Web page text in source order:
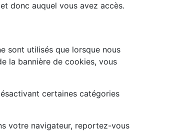
donc auquel vous avez accès.
sont utilisés que lorsque nous
la bannière de cookies, vous
certaines catégories
votre navigateur, reportez-vous